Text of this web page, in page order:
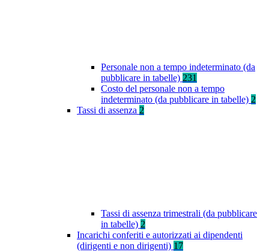
Personale non a tempo indeterminato (da
pubblicare in tabelle) 231
Costo del personale non a tempo
indeterminato (da pubblicare in tabelle) 2
Tassi di assenza 2
Tassi di assenza trimestrali (da pubblicare
in tabelle) 2
Incarichi conferiti e autorizzati ai dipendenti
(dirigenti e non dirigenti) 17